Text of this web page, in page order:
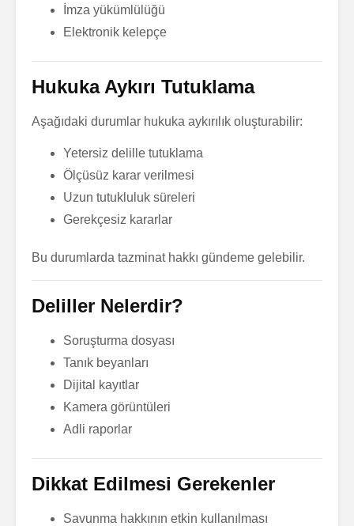
İmza yükümlülüğü
Elektronik kelepçe
Hukuka Aykırı Tutuklama
Aşağıdaki durumlar hukuka aykırılık oluşturabilir:
Yetersiz delille tutuklama
Ölçüsüz karar verilmesi
Uzun tutukluluk süreleri
Gerekçesiz kararlar
Bu durumlarda tazminat hakkı gündeme gelebilir.
Deliller Nelerdir?
Soruşturma dosyası
Tanık beyanları
Dijital kayıtlar
Kamera görüntüleri
Adli raporlar
Dikkat Edilmesi Gerekenler
Savunma hakkının etkin kullanılması